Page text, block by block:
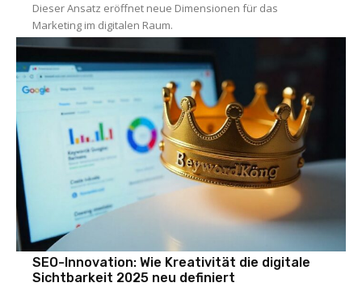
Dieser Ansatz eröffnet neue Dimensionen für das
Marketing im digitalen Raum.
SEO-Innovation: Wie Kreativität die digitale
Sichtbarkeit 2025 neu definiert